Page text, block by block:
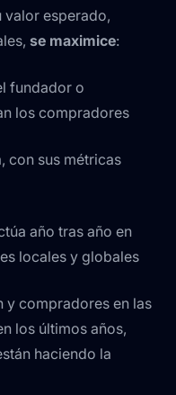
valor esperado,
se maximice:
fundador o
los compradores
con sus métricas
año tras año en
locales y globales
y compradores en las
los últimos años,
haciendo la